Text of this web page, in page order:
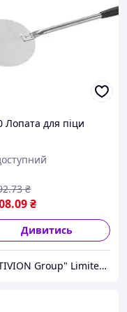
Лопата для піци
.09₴
.73 ₴
Дивитись
"ALTIVION Group" Limited Liability Company